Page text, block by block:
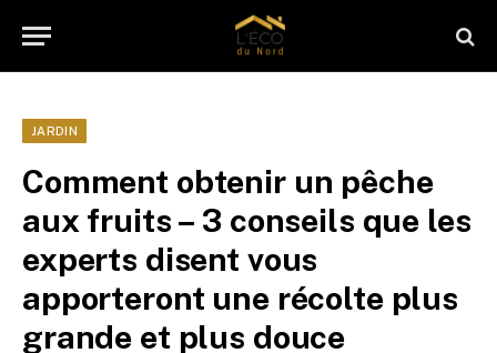
JARDIN
Comment obtenir un pêche
aux fruits – 3 conseils que les
experts disent vous
apporteront une récolte plus
grande et plus douce